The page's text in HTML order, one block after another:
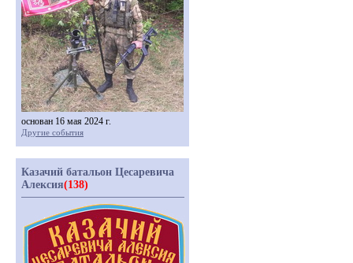
основан 16 мая 2024 г.
Другие события
Казачий батальон Цесаревича
Алексия(138)